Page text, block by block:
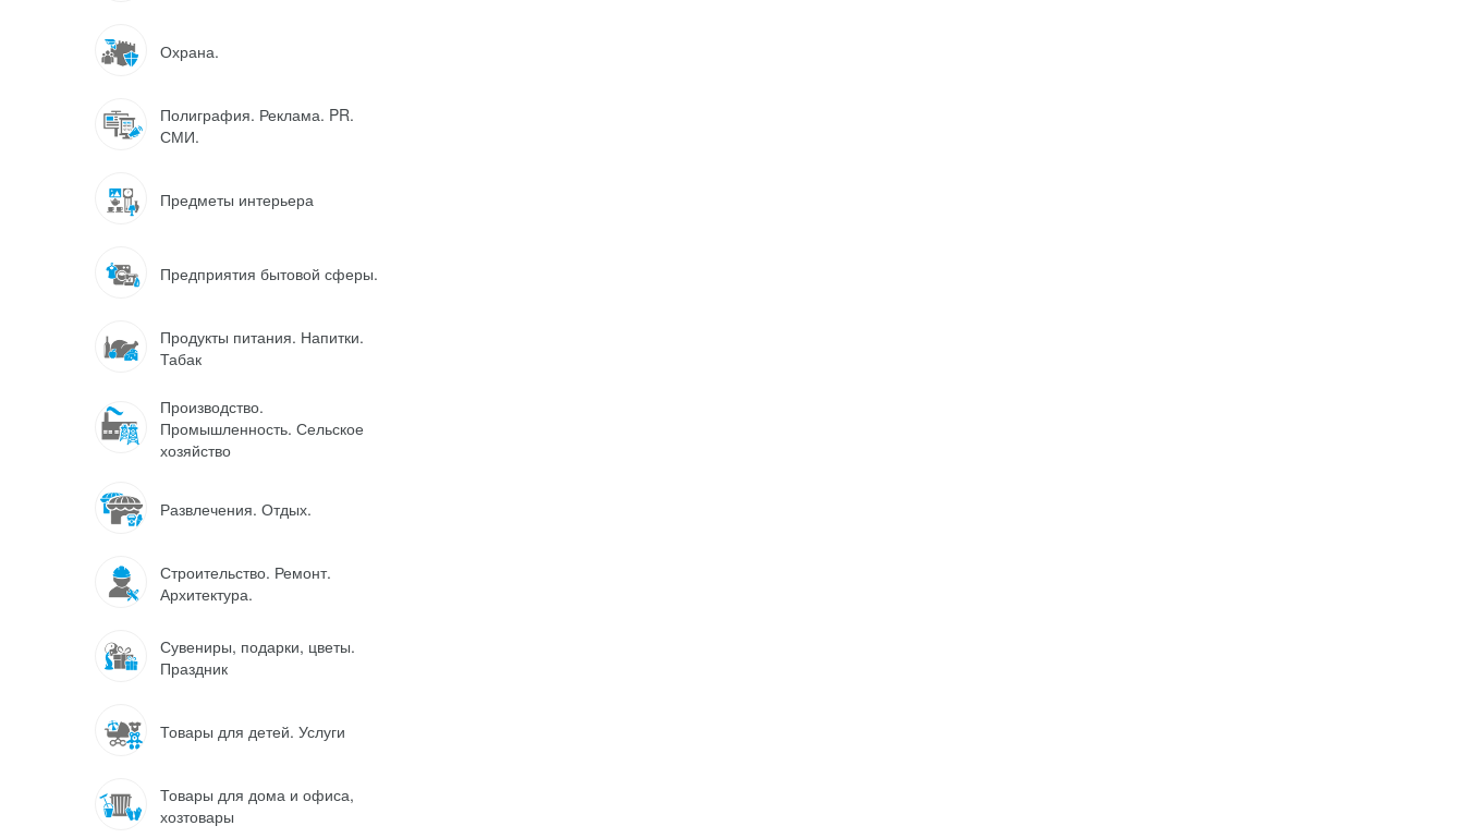
Охрана.
Полиграфия. Реклама. PR.
СМИ.
Предметы интерьера
Предприятия бытовой сферы.
Продукты питания. Напитки.
Табак
Производство.
Промышленность. Сельское
хозяйство
Развлечения. Отдых.
Строительство. Ремонт.
Архитектура.
Сувениры, подарки, цветы.
Праздник
Товары для детей. Услуги
Товары для дома и офиса,
хозтовары